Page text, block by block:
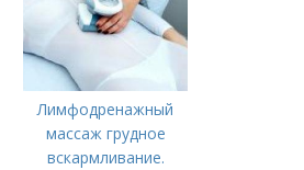
Лимфодренажный
массаж грудное
вскармливание.